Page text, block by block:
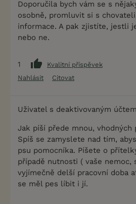
Doporučila bych vám se s
osobně, promluvit si s
informace. A pak zjistíte, jestli
nebo ne.
1
Kvalitní příspěvek
Nahlásit
Citovat
Uživatel s deaktivovaným účtem
Jak píší přede mnou, vhodných
Spíš se zamyslete nad tím,
psu pomocníka. Píšete o
případě nutnosti ( vaše nemoc,
vyjímečně delší pracovní doba
se měl pes líbit i jí.